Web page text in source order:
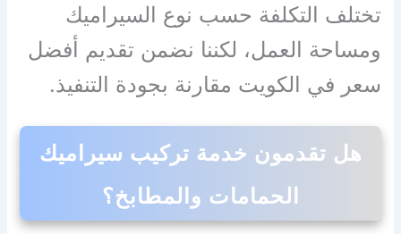
تختلف التكلفة حسب نوع السيراميك
ومساحة العمل، لكننا نضمن تقديم أفضل
سعر في الكويت مقارنة بجودة التنفيذ.
هل تقدمون خدمة تركيب سيراميك
الحمامات والمطابخ؟